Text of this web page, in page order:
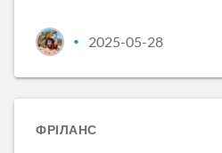
• 2025-05-28
ФРІЛАНС